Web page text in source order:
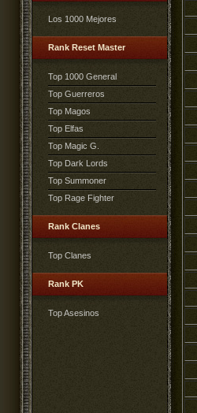
Los 1000 Mejores
Rank Reset Master
Top 1000 General
Top Guerreros
Top Magos
Top Elfas
Top Magic G.
Top Dark Lords
Top Summoner
Top Rage Fighter
Rank Clanes
Top Clanes
Rank PK
Top Asesinos